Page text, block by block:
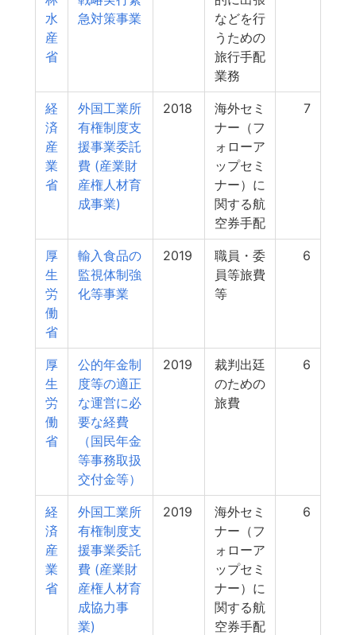
水
産
省
急対策事業
などを行
うための
旅行手配
業務
経
済
産
業
省
外国工業所
有権制度支
援事業委託
費 (産業財
産権人材育
成事業)
2018
海外セミ
ナー（フ
ォローア
ップセミ
ナー）に
関する航
空券手配
7
厚
生
労
働
省
輸入食品の
監視体制強
化等事業
2019
職員・委
員等旅費
等
6
厚
生
労
働
省
公的年金制
度等の適正
な運営に必
要な経費
（国民年金
等事務取扱
交付金等）
2019
裁判出廷
のための
旅費
6
経
済
産
業
省
外国工業所
有権制度支
援事業委託
費 (産業財
産権人材育
成協力事
業)
2019
海外セミ
ナー（フ
ォローア
ップセミ
ナー）に
関する航
空券手配
6